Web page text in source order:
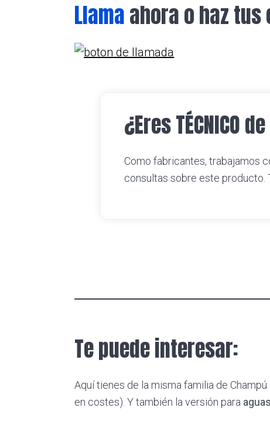
Llamaahora o haz
¿Eres TÉCNICO
Como fabricantes, trabajamos
consultas sobre este producto.
Te puede interesar:
Aquí tienes de la misma familia de
en costes). Y también la versión para